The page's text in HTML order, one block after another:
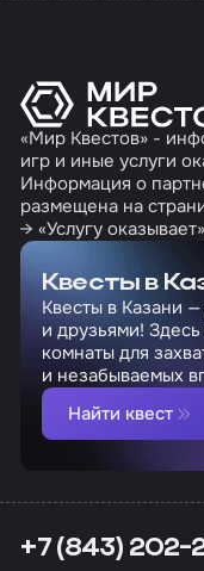
«Мир Квестов» -
игр и иные услуги
Информация о
размещена на
→ «Услугу
Квесты в
Квесты в Казани
и друзьями!
комнаты для
и незабываемых
Найти квест
+7 (843) 202-